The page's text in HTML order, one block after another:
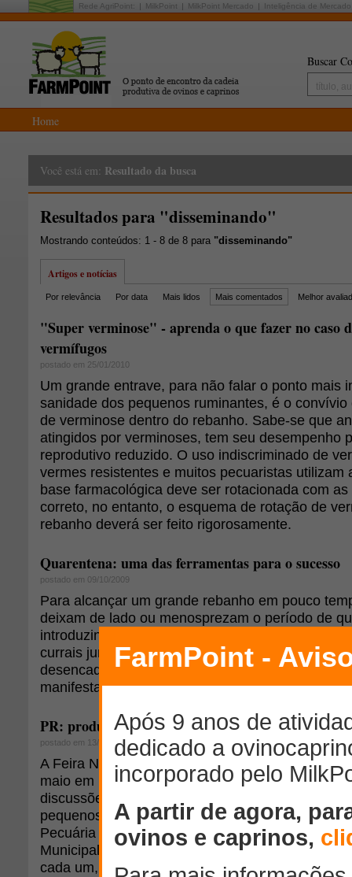
Rede AgriPoint: MilkPoint MilkPoint Mercado Inteligência de Mercado
Buscar
Home
Você está em: Resultado da busca
Resultados para "disseminando"
Mostrando conteúdos: 1 - 8 de 8 para "disseminando"
Artigos e notícias
Por relevância Por data Mais lidos Mais comentados Melhor
"Super verminose" - aprenda o que fazer no caso
vermífugos
postado em 25/01/2010
Um grande entrave, para não falar o ponto mais
sanidade dos pequenos ruminantes, é o
de verminose dentro do rebanho. Sabe-se que
atingidos por verminoses, tem seu desempenho
reprodutivo reduzido. O uso indiscriminado de
vermes resistentes e muitos pecuaristas utilizam
base farmacológica deve ser rotacionada com
correto, no entanto, o esquema de rotação de
rebanho deverá ser feito rigorosamente.
Quarentena: uma das ferramentas para o sucesso
postado em 09/10/2009
Para alcançar um grande rebanho em pouco
deixam de lado ou menosprezam o período de
introduzindo os animais logo após o
currais juntamente com o restante do rebanho.
desencadeado pelo transporte, seus novos
manifestar algumas doenças.
PR: produtores receberão matrizes para produção
postado em 13/07/2010
A Feira Nacional Rotativa de Ovinos (Fenovinos)
maio em Ponta Grossa, já mostra os primeiros
discussões sobre a produção no município,
pequenos produtores. Ontem (12), a Secretaria
Pecuária e Meio Ambiente inseriu 20 produtores
Municipal de Ovinocultura. Em outubro, esses
cada um, 10 matrizes já prenhas para iniciar a